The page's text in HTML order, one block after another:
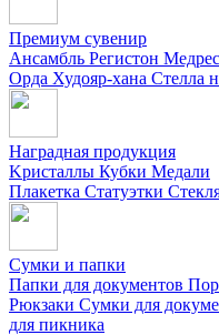
Премиум сувенир
Ансамбль Регистон
Орда Худояр-хана Стелла
Наградная продукция
Kристаллы Кубки Медали
Плакетка Статуэтки
Сумки и папки
Папки для документов
Рюкзаки Сумки для
для пикника